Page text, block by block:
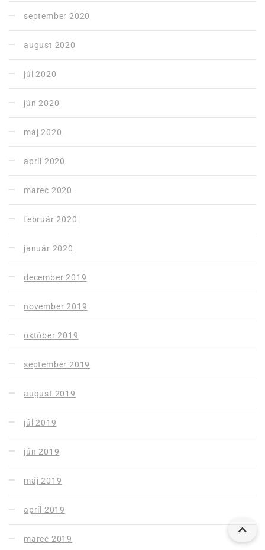
september 2020
august 2020
júl 2020
jún 2020
máj 2020
apríl 2020
marec 2020
február 2020
január 2020
december 2019
november 2019
október 2019
september 2019
august 2019
júl 2019
jún 2019
máj 2019
apríl 2019
marec 2019